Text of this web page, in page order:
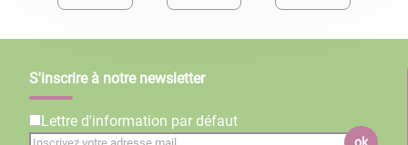
S'inscrire à notre newsletter
Lettre d'information par défaut